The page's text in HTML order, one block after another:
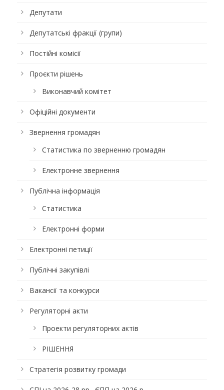
Депутати
Депутатські фракції (групи)
Постійні комісії
Проєкти рішень
Виконавчий комітет
Офіційні документи
Звернення громадян
Статистика по зверненню громадян
Електронне звернення
Публічна інформація
Статистика
Електронні форми
Електронні петиції
Публічні закупівлі
Вакансії та конкурси
Регуляторні акти
Проекти регуляторних актів
РІШЕННЯ
Стратегія розвитку громади